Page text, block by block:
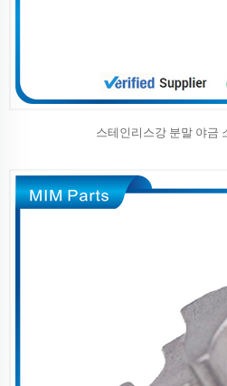
스테인리스강 분말 야금